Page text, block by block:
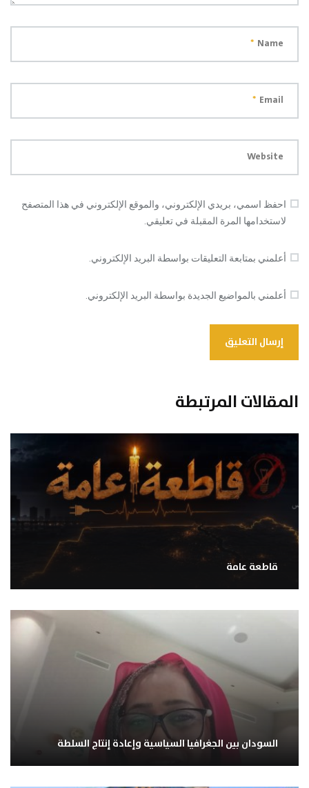
Name
*
Email
*
Website
احفظ اسمي، بريدي الإلكتروني، والموقع الإلكتروني في هذا المتصفح
لاستخدامها المرة المقبلة في تعليقي.
أعلمني بمتابعة التعليقات بواسطة البريد الإلكتروني.
أعلمني بالمواضيع الجديدة بواسطة البريد الإلكتروني.
المقالات المرتبطة
قاطعة عامة
السودان بين الجغرافيا السياسية وإعادة إنتاج السلطة